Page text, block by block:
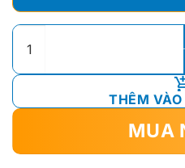
là:
650.000 ₫.
tại
là:
480.000 ₫.
Nắp Bồn Cầu INAX CF-57AKV
THÊM
MUA